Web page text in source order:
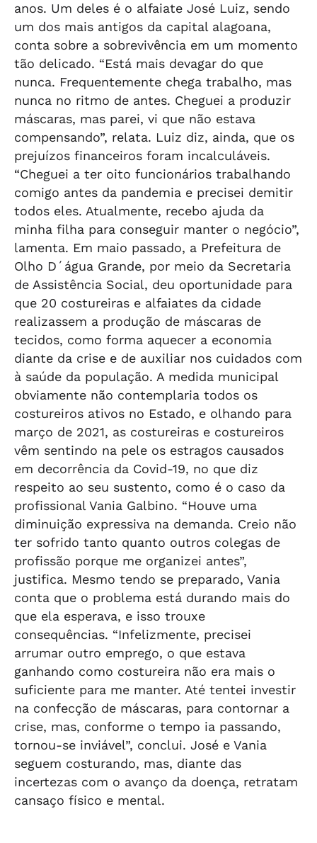
anos. Um deles é o alfaiate José Luiz, sendo
um dos mais antigos da capital alagoana,
conta sobre a sobrevivência em um momento
tão delicado. “Está mais devagar do que
nunca. Frequentemente chega trabalho, mas
nunca no ritmo de antes. Cheguei a produzir
máscaras, mas parei, vi que não estava
compensando”, relata. Luiz diz, ainda, que os
prejuízos financeiros foram incalculáveis.
“Cheguei a ter oito funcionários trabalhando
comigo antes da pandemia e precisei demitir
todos eles. Atualmente, recebo ajuda da
minha filha para conseguir manter o negócio”,
lamenta. Em maio passado, a Prefeitura de
Olho D´água Grande, por meio da Secretaria
de Assistência Social, deu oportunidade para
que 20 costureiras e alfaiates da cidade
realizassem a produção de máscaras de
tecidos, como forma aquecer a economia
diante da crise e de auxiliar nos cuidados com
à saúde da população. A medida municipal
obviamente não contemplaria todos os
costureiros ativos no Estado, e olhando para
março de 2021, as costureiras e costureiros
vêm sentindo na pele os estragos causados
em decorrência da Covid-19, no que diz
respeito ao seu sustento, como é o caso da
profissional Vania Galbino. “Houve uma
diminuição expressiva na demanda. Creio não
ter sofrido tanto quanto outros colegas de
profissão porque me organizei antes”,
justifica. Mesmo tendo se preparado, Vania
conta que o problema está durando mais do
que ela esperava, e isso trouxe
consequências. “Infelizmente, precisei
arrumar outro emprego, o que estava
ganhando como costureira não era mais o
suficiente para me manter. Até tentei investir
na confecção de máscaras, para contornar a
crise, mas, conforme o tempo ia passando,
tornou-se inviável”, conclui. José e Vania
seguem costurando, mas, diante das
incertezas com o avanço da doença, retratam
cansaço físico e mental.